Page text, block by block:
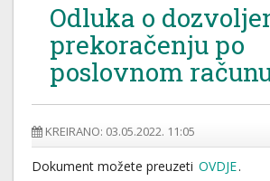
Odluka o
prekoračenju po
poslovnom
KREIRANO: 03.05.2022. 11:05
Dokument možete preuzeti OVDJE.